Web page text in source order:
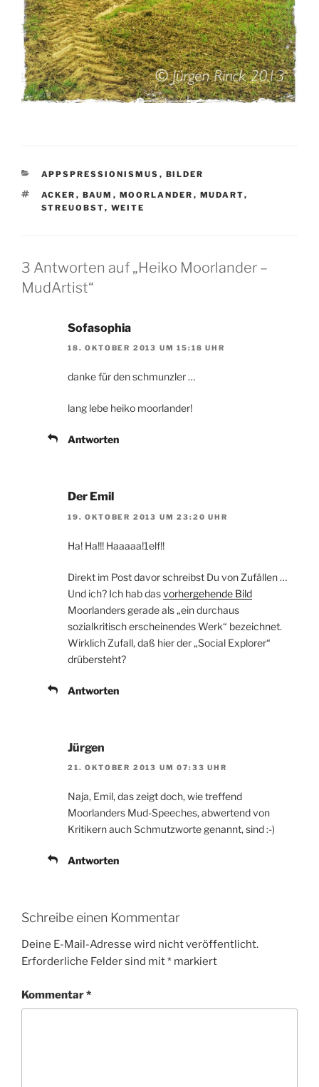
KATEGORIEN
APPSPRESSIONISMUS , BILDER
SCHLAGWÖRTER
ACKER , BAUM , MOORLANDER , MUDART,
STREUOBST, WEITE
3 Antworten auf „Heiko Moorlander –
MudArtist“
Sofasophia
18. OKTOBER 2013 UM 15:18 UHR
danke für den schmunzler …
lang lebe heiko moorlander!
Antworten
Der Emil
19. OKTOBER 2013 UM 23:20 UHR
Ha! Ha!!! Haaaaa!1elf!!
Direkt im Post davor schreibst Du von Zufällen …
Und ich? Ich hab dasvorhergehende Bild
Moorlanders gerade als „ein durchaus
sozialkritisch erscheinendes Werk“ bezeichnet.
Wirklich Zufall, daß hier der „Social Explorer“
drübersteht?
Antworten
Jürgen
21. OKTOBER 2013 UM 07:33 UHR
Naja, Emil, das zeigt doch, wie treffend
Moorlanders Mud-Speeches, abwertend von
Kritikern auch Schmutzworte genannt, sind :-)
Antworten
Schreibe einen Kommentar
Deine E-Mail-Adresse wird nicht veröffentlicht.
Erforderliche Felder sind mit* markiert
Kommentar*